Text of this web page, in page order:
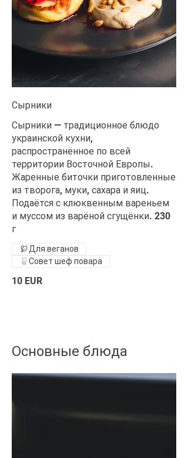
Сырники
Сырники — традиционное блюдо
украинской кухни,
распространённое по всей
территории Восточной Европы.
Жаренные биточки приготовленные
из творога, муки, сахара и яиц.
Подаётся с клюквенным вареньем
и муссом из варёной сгущёнки. 230
г
10 EUR
Для веганов
Совет шеф повара
Основные блюда